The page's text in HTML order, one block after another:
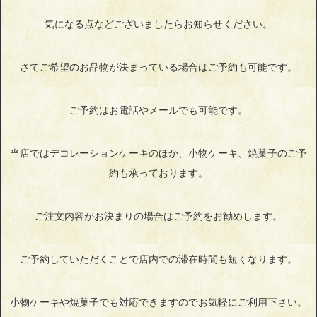
気になる点などございましたらお知らせください。
さてご希望のお品物が決まっている場合はご予約も可能です。
ご予約はお電話やメールでも可能です。
当店ではデコレーションケーキのほか、小物ケーキ、焼菓子のご予
約も承っております。
ご注文内容がお決まりの場合はご予約をお勧めします。
ご予約していただくことで店内での滞在時間も短くなります。
小物ケーキや焼菓子でも対応できますのでお気軽にご利用下さい。